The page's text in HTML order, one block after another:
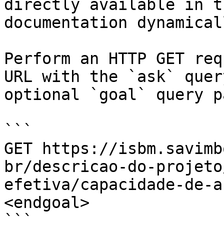
directly available in
documentation
Perform an HTTP GET
URL with the `ask`
optional `goal` query
```
GET https://
br/descricao-do-
efetiva/capacidade-de-
<endgoal>
```